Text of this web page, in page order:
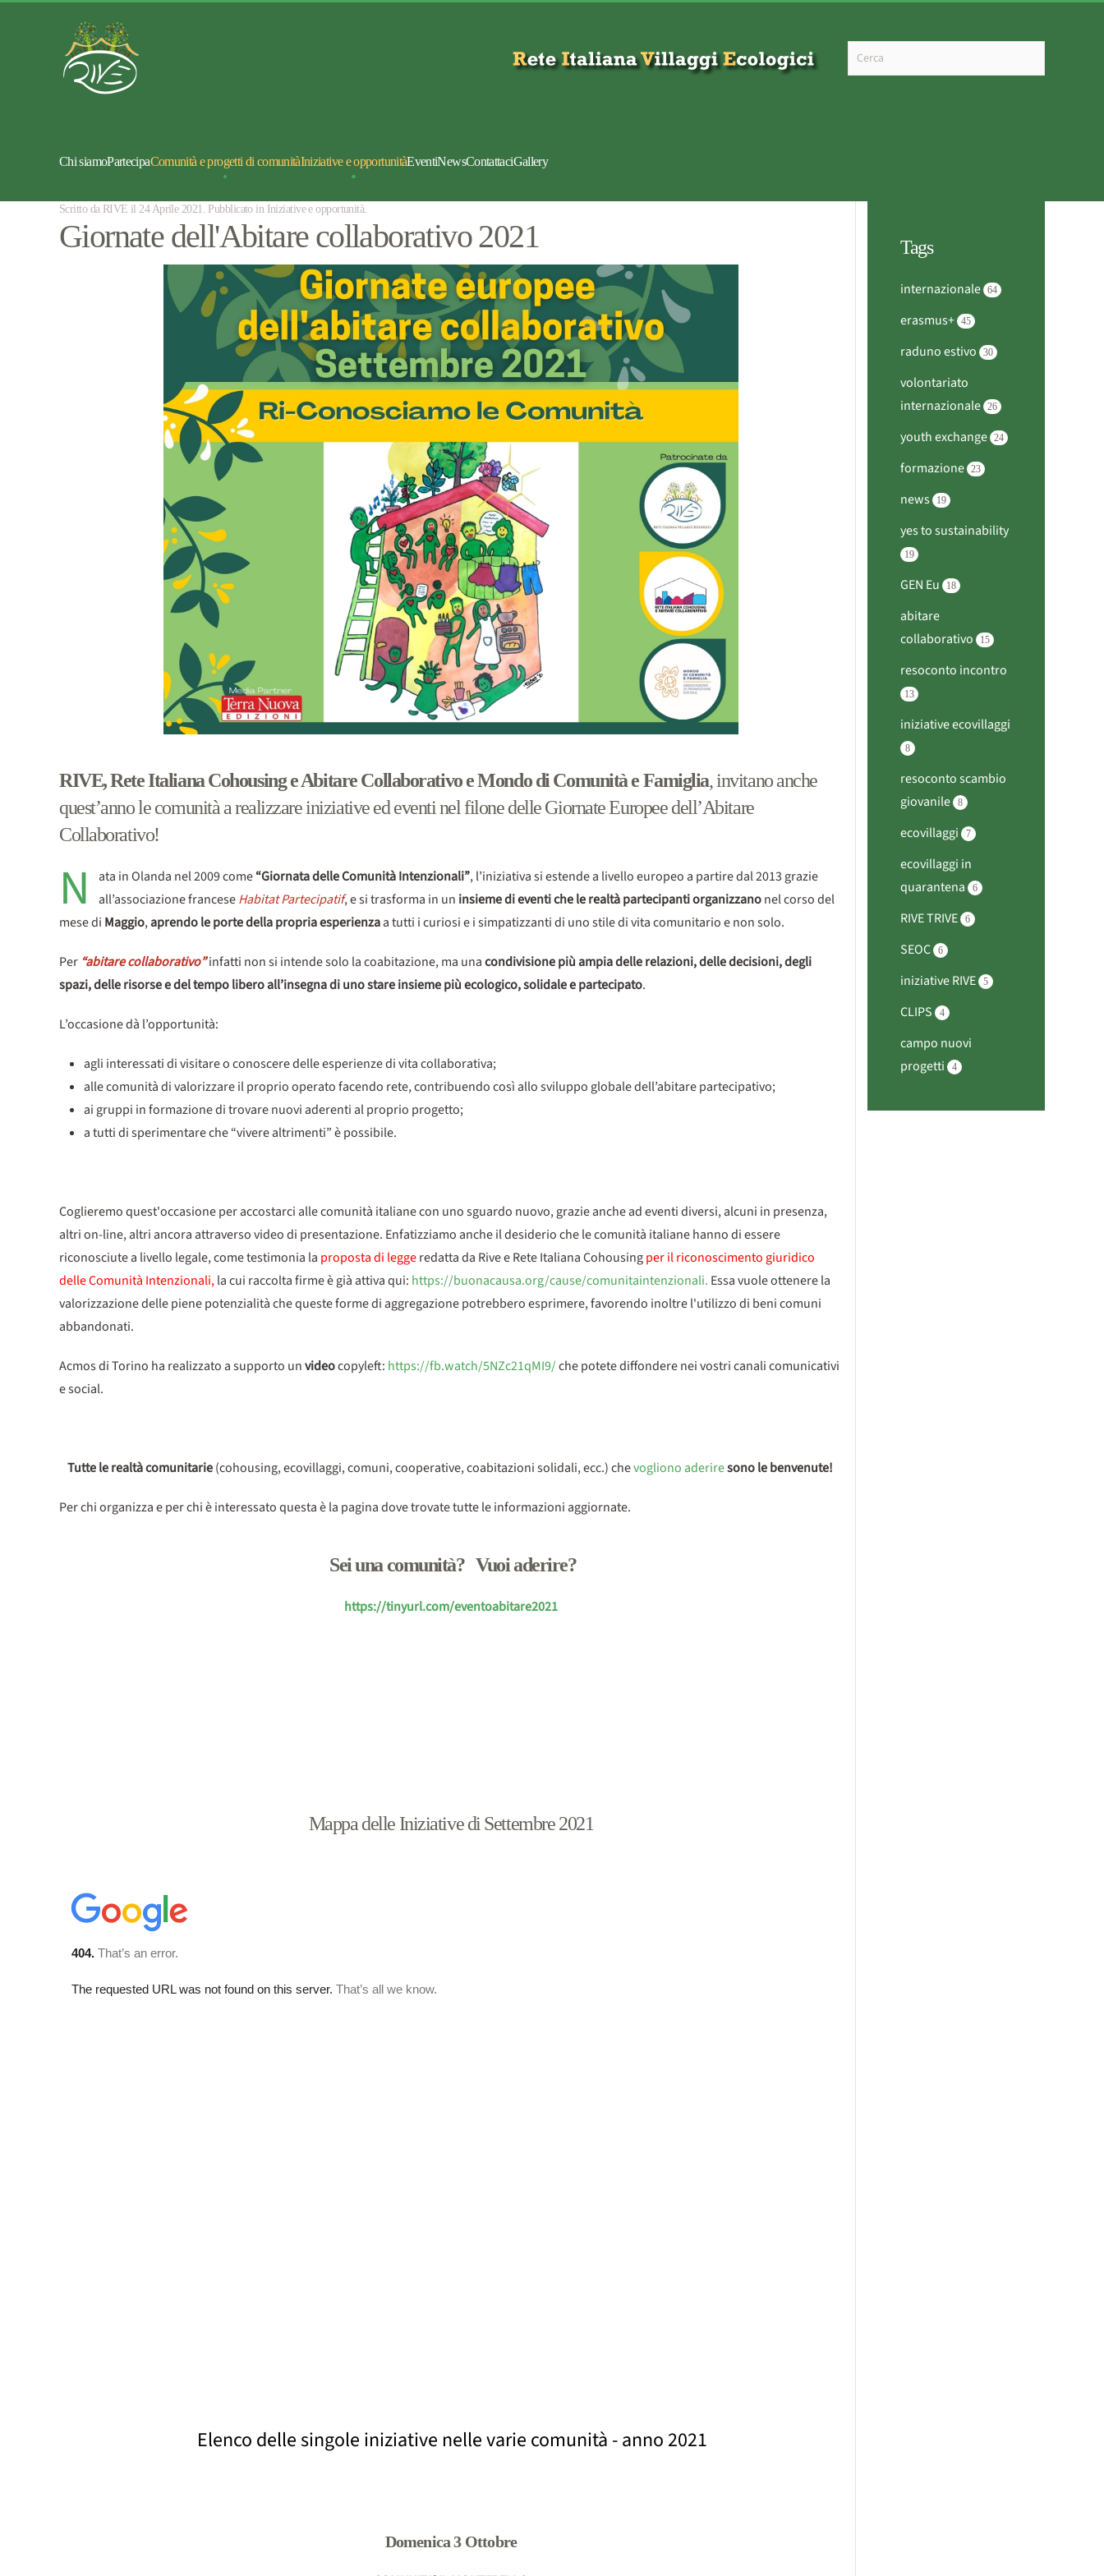
Chi siamoPartecipaComunità e progetti di comunitàIniziative e opportunitàEventiNewsContattaciGallery
Scritto da RIVE il24 Aprile 2021. Pubblicato in Iniziative e opportunità.
Giornate dell'Abitare collaborativo 2021
RIVE, Rete Italiana Cohousing e Abitare Collaborativo e Mondo di Comunità e Famiglia, invitano anche
quest’anno le comunità a realizzare iniziative ed eventi nel filone delle Giornate Europee dell’Abitare
Collaborativo!
N ata in Olanda nel 2009 come“Giornata delle Comunità Intenzionali”, l’iniziativa si estende a livello europeo a partire dal 2013 grazie
all’associazione franceseHabitat Partecipatif, e si trasforma in un insieme di eventi che le realtà partecipanti organizzanonel corso del
mese di Maggio,aprendo le porte della propria esperienzaa tutti i curiosi e i simpatizzanti di uno stile di vita comunitario e non solo.
Per “abitare collaborativo”infatti non si intende solo la coabitazione, ma unacondivisione più ampia delle relazioni, delle decisioni, degli
spazi, delle risorse e del tempo libero all’insegna di uno stare insieme più ecologico, solidale e partecipato.
L’occasione dà l’opportunità:
agli interessati di visitare o conoscere delle esperienze di vita collaborativa;
alle comunità di valorizzare il proprio operato facendo rete, contribuendo così allo sviluppo globale dell’abitare partecipativo;
ai gruppi in formazione di trovare nuovi aderenti al proprio progetto;
a tutti di sperimentare che “vivere altrimenti” è possibile.
Coglieremo quest'occasione per accostarci alle comunità italiane con uno sguardo nuovo, grazie anche ad eventi diversi, alcuni in presenza,
altri on-line, altri ancora attraverso video di presentazione. Enfatizziamo anche il desiderio che le comunità italiane hanno di essere
riconosciute a livello legale, come testimonia la proposta di leggeredatta da Rive e Rete Italiana Cohousingper il riconoscimento giuridico
delle Comunità Intenzionali,la cui raccolta firme è già attiva qui: https://buonacausa.org/cause/comunitaintenzionali. Essa vuole ottenere la
valorizzazione delle piene potenzialità che queste forme di aggregazione potrebbero esprimere, favorendo inoltre l'utilizzo di beni comuni
abbandonati.
Acmos di Torino ha realizzato a supporto unvideocopyleft: https://fb.watch/5NZc21qMI9/che potete diffondere nei vostri canali comunicativi
e social.
Tutte le realtà comunitarie(cohousing, ecovillaggi, comuni, cooperative, coabitazioni solidali, ecc.) chevogliono aderiresono le benvenute!
Per chi organizza e per chi è interessato questa è la pagina dove trovate tutte le informazioni aggiornate.
Sei una comunità? Vuoi aderire?
https://tinyurl.com/eventoabitare2021
Mappa delle Iniziative di Settembre 2021
Elenco delle singole iniziative nelle varie comunità - anno 2021
Domenica 3 Ottobre
Tags
internazionale 64
erasmus+ 45
raduno estivo 30
volontariato
internazionale 26
youth exchange 24
formazione 23
news 19
yes to sustainability
19
GEN Eu 18
abitare
collaborativo
15
resoconto incontro
13
iniziative ecovillaggi
8
resoconto scambio
giovanile
8
ecovillaggi 7
ecovillaggi in
quarantena
6
RIVE TRIVE 6
SEOC 6
iniziative RIVE 5
CLIPS 4
campo nuovi
progetti
4